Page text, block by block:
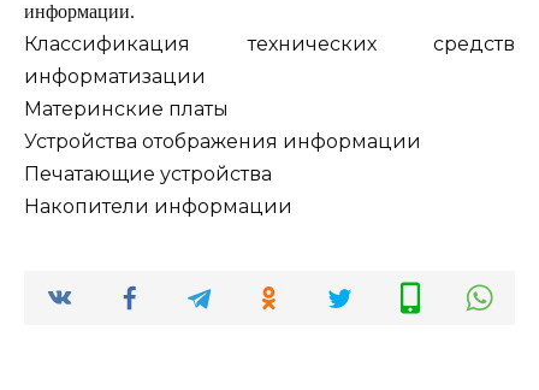
информации.
Классификация технических средств
информатизации
Материнские платы
Устройства отображения информации
Печатающие устройства
Накопители информации